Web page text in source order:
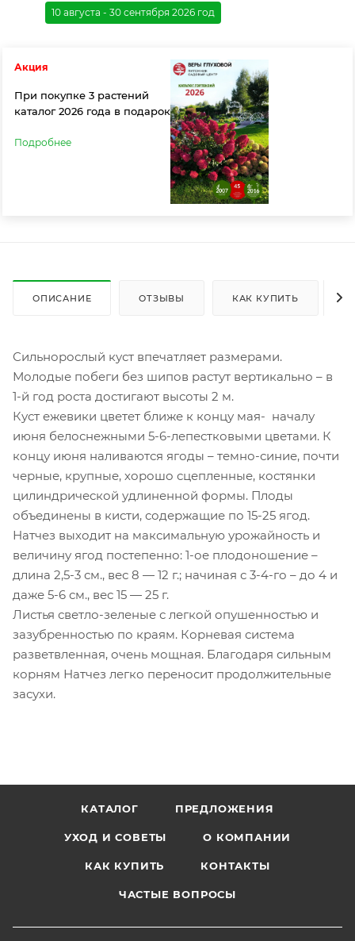
10 августа - 30 сентября 2026 год
Акция
При покупке 3 растений
каталог 2026 года в подарок
Подробнее
ОПИСАНИЕ ОТЗЫВЫ КАК КУПИТЬ
Сильнорослый куст впечатляет размерами.
Молодые побеги без шипов растут вертикально – в
1-й год роста достигают высоты 2 м.
Куст ежевики цветет ближе к концу мая- началу
июня белоснежными 5-6-лепестковыми цветами. К
концу июня наливаются ягоды – темно-синие, почти
черные, крупные, хорошо сцепленные, костянки
цилиндрической удлиненной формы. Плоды
объединены в кисти, содержащие по 15-25 ягод.
Натчез выходит на максимальную урожайность и
величину ягод постепенно: 1-ое плодоношение –
длина 2,5-3 см., вес 8 — 12 г.; начиная с 3-4-го – до 4 и
даже 5-6 см., вес 15 — 25 г.
Листья светло-зеленые с легкой опушенностью и
зазубренностью по краям. Корневая система
разветвленная, очень мощная. Благодаря сильным
корням Натчез легко переносит продолжительные
засухи.
КАТАЛОГ ПРЕДЛОЖЕНИЯ
УХОД И СОВЕТЫ О КОМПАНИИ
КАК КУПИТЬ КОНТАКТЫ
ЧАСТЫЕ ВОПРОСЫ